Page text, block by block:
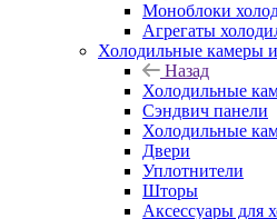
Моноблоки
Агрегаты
Холодильные камеры
Назад
Холодильные
Сэндвич панели
Холодильные
Двери
Уплотнители
Шторы
Аксессуары для